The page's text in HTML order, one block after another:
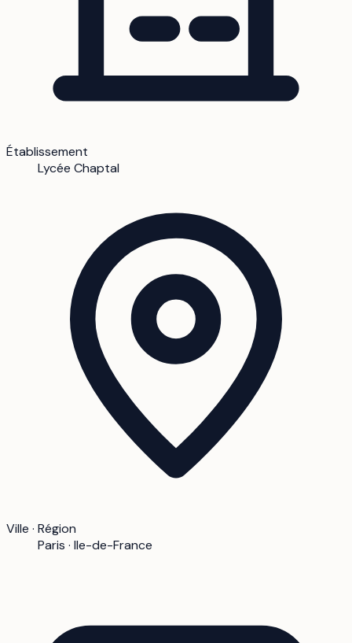
Établissement
Lycée Chaptal
Ville · Région
Paris · Ile-de-France